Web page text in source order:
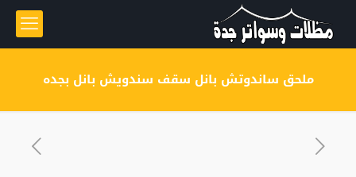
ملحق ساندوتش بانل سقف سندويش بانل بجده